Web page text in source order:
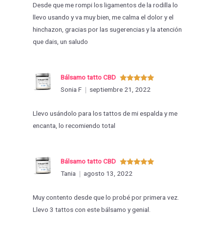
Desde que me rompi los ligamentos de la rodilla lo
llevo usando y va muy bien, me calma el dolor y el
hinchazon, gracias por las sugerencias y la atención
que dais, un saludo
Valorado
con 5de 5
Bálsamo tatto CBD
Sonia F
septiembre 21, 2022
Llevo usándolo para los tattos de mi espalda y me
encanta, lo recomiendo total
Valorado
con
Bálsamo tatto CBD
Tania
agosto 13, 2022
Muy contento desde que lo probé por primera vez.
Llevo 3 tattos con este bálsamo y genial.